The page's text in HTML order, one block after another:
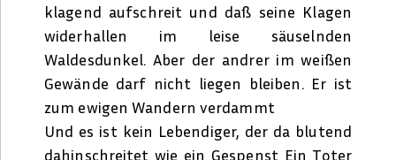
klagend aufschreit und daß seine Klagen
widerhallen im leise säuselnden
Waldesdunkel. Aber der andrer im weißen
Gewände darf nicht liegen bleiben. Er ist
zum ewigen Wandern verdammt
Und es ist kein Lebendiger, der da blutend
dahinschreitet wie ein Gespenst Ein Toter